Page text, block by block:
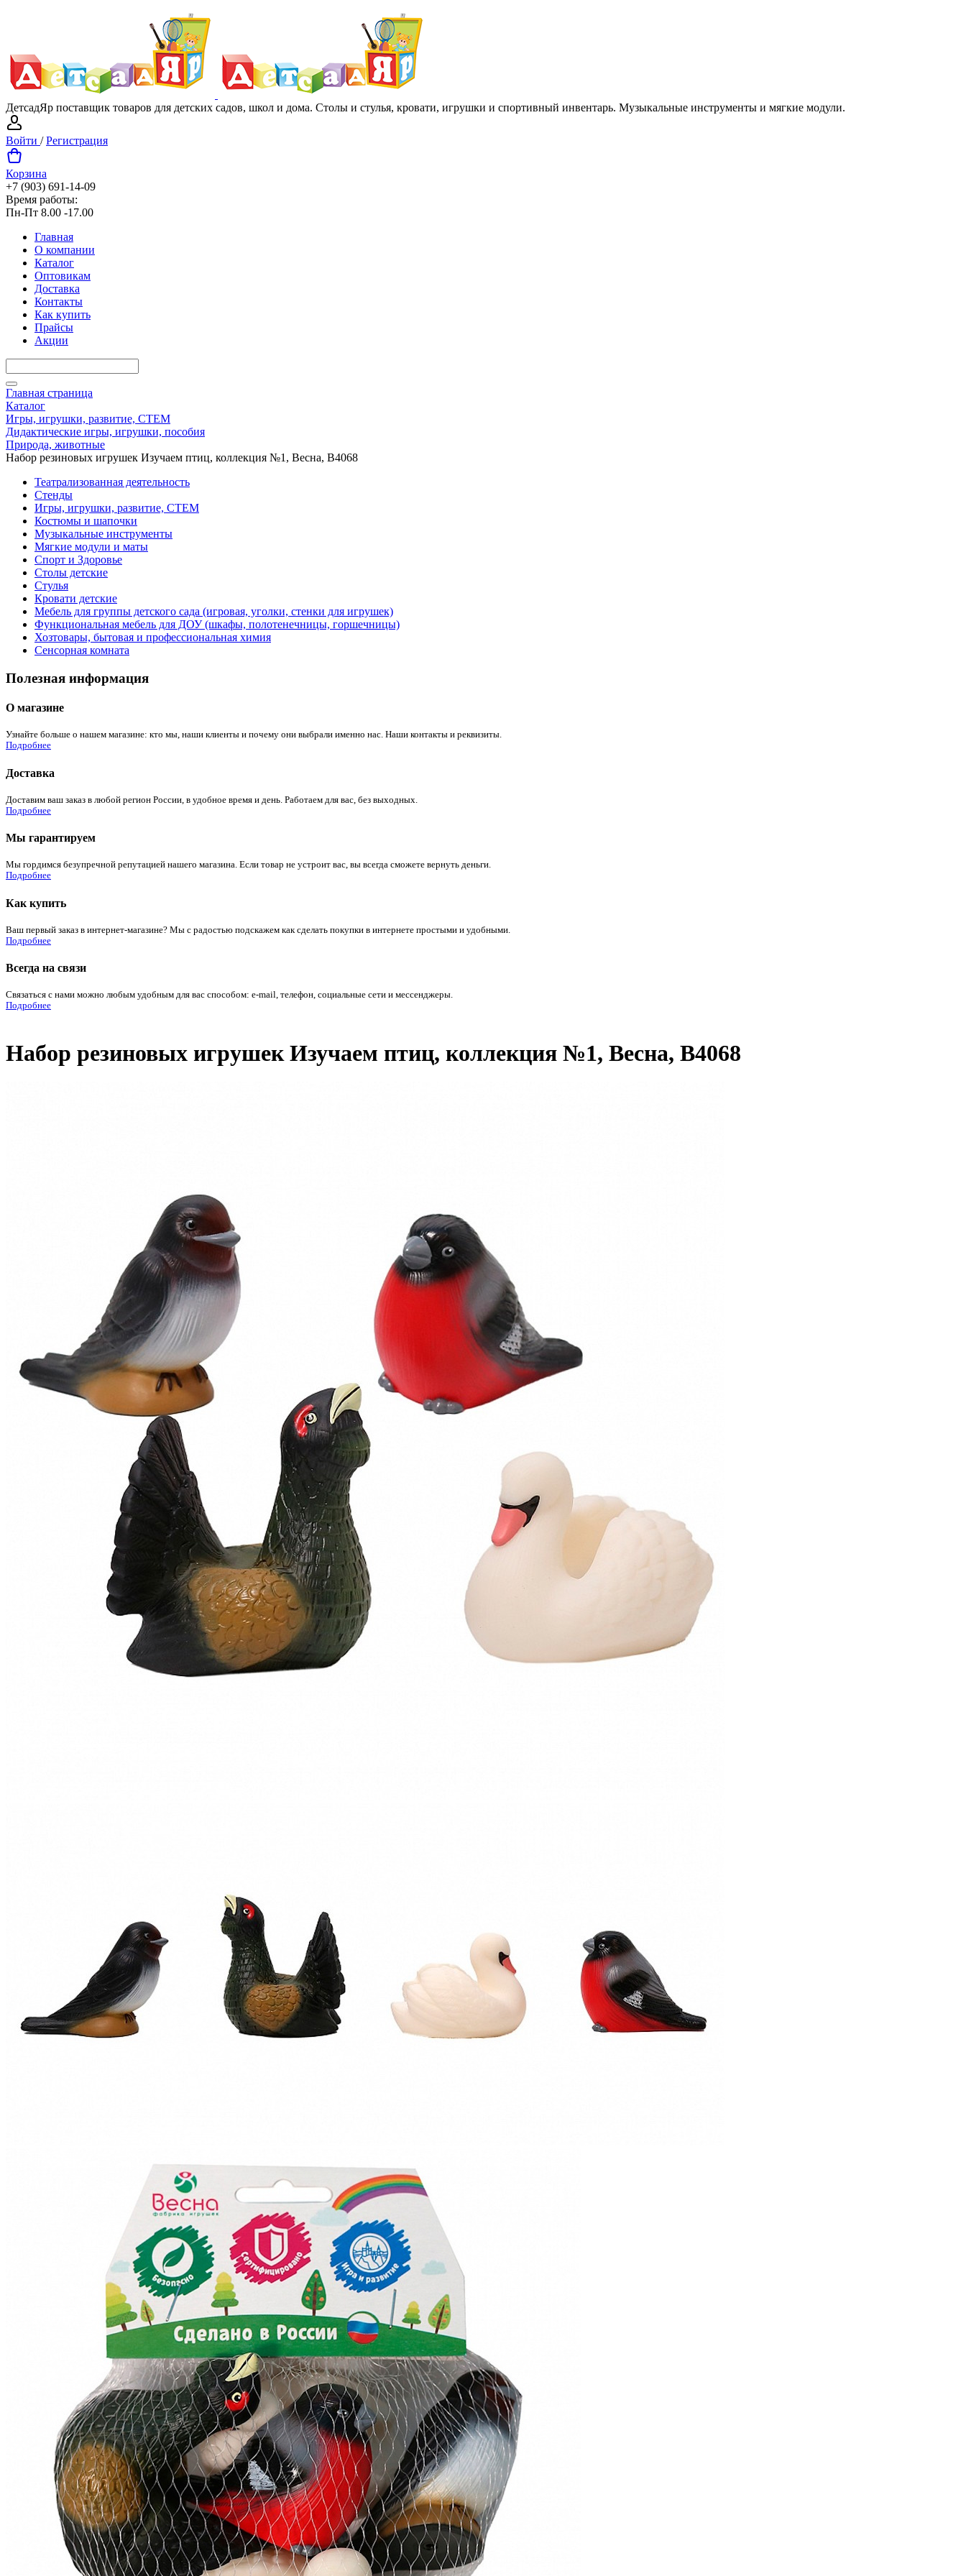
ДетсадЯр поставщик товаров для детских садов, школ и дома. Столы и стулья, кровати, игрушки и спортивный инвентарь. Музыкальные инструменты и мягкие модули.
Войти /Регистрация
Корзина
+7 (903) 691-14-09
Время работы:
Пн-Пт 8.00 -17.00
Главная
О компании
Каталог
Оптовикам
Доставка
Контакты
Как купить
Прайсы
Акции
Главная страница
Каталог
Игры, игрушки, развитие, СТЕМ
Дидактические игры, игрушки, пособия
Природа, животные
Набор резиновых игрушек Изучаем птиц, коллекция №1, Весна, В4068
Театрализованная деятельность
Стенды
Игры, игрушки, развитие, СТЕМ
Костюмы и шапочки
Музыкальные инструменты
Мягкие модули и маты
Спорт и Здоровье
Столы детские
Стулья
Кровати детские
Мебель для группы детского сада (игровая, уголки, стенки для игрушек)
Функциональная мебель для ДОУ (шкафы, полотенечницы, горшечницы)
Хозтовары, бытовая и профессиональная химия
Сенсорная комната
Полезная информация
О магазине
Узнайте больше о нашем магазине: кто мы, наши клиенты и почему они выбрали именно нас. Наши контакты и реквизиты.
Подробнее
Доставка
Доставим ваш заказ в любой регион России, в удобное время и день. Работаем для вас, без выходных.
Подробнее
Мы гарантируем
Мы гордимся безупречной репутацией нашего магазина. Если товар не устроит вас, вы всегда сможете вернуть деньги.
Подробнее
Как купить
Ваш первый заказ в интернет-магазине? Мы с радостью подскажем как сделать покупки в интернете простыми и удобными.
Подробнее
Всегда на связи
Связаться с нами можно любым удобным для вас способом: e-mail, телефон, социальные сети и мессенджеры.
Подробнее
Набор резиновых игрушек Изучаем птиц, коллекция №1, Весна, В4068